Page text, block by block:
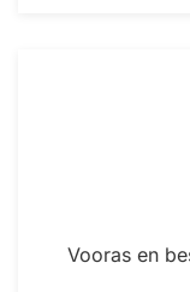
Vooras en